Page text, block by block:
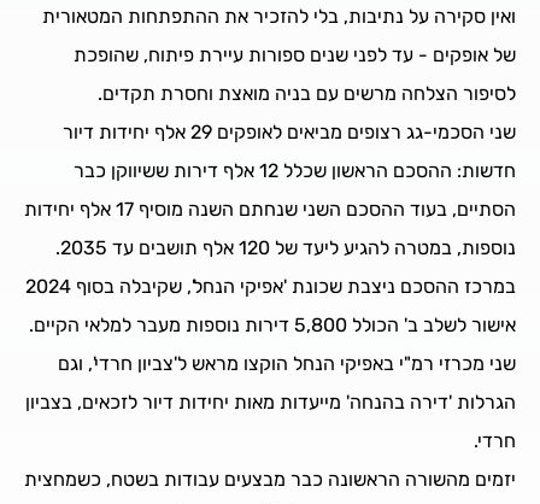
ואין סקירה על נתיבות, בלי להזכיר את ההתפתחות המטאורית
של אופקים - עד לפני שנים ספורות עיירת פיתוח, שהופכת
לסיפור הצלחה מרשים עם בניה מואצת וחסרת תקדים.
שני הסכמי-גג רצופים מביאים לאופקים 29 אלף יחידות דיור
חדשות: ההסכם הראשון שכלל 12 אלף דירות ששיווקן כבר
הסתיים, בעוד ההסכם השני שנחתם השנה מוסיף 17 אלף יחידות
נוספות, במטרה להגיע ליעד של 120 אלף תושבים עד 2035.
במרכז ההסכם ניצבת שכונת 'אפיקי הנחל', שקיבלה בסוף 2024
אישור לשלב ב' הכולל 5,800 דירות נוספות מעבר למלאי הקיים.
שני מכרזי רמ"י באפיקי הנחל הוקצו מראש ל'צביון חרדי', וגם
הגרלות 'דירה בהנחה' מייעדות מאות יחידות דיור לזכאים, בצביון
חרדי.
יזמים מהשורה הראשונה כבר מבצעים עבודות בשטח, כשמחצית